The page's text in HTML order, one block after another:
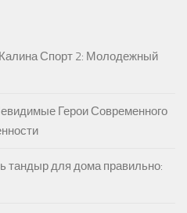
Спорт 2: Молодежный
Герои Современного
тандыр для дома правильно: